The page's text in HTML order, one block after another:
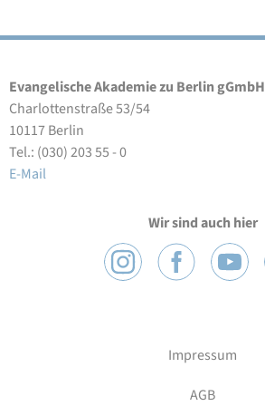
Evangelische Akademie zu Berlin gGmbH
Charlottenstraße 53/54
10117 Berlin
Tel.: (030) 203 55 - 0
E-Mail
Wir sind auch hier
Impressum
AGB